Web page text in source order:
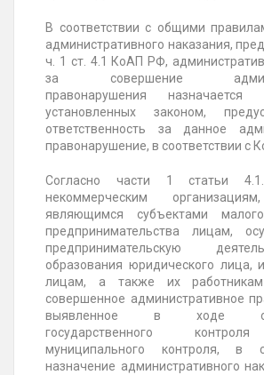
В соответствии с общими
административного наказания,
ч. 1 ст. 4.1 КоАП РФ,
за совершение
правонарушения
установленных законом,
ответственность за данное
правонарушение, в соответствии с
Согласно части 1 статьи
некоммерческим
являющимся субъектами
предпринимательства лицам,
предпринимательскую
образования юридического лица,
лицам, а также их
совершенное административное
выявленное в ходе
государственного
муниципального контроля, в
назначение административного